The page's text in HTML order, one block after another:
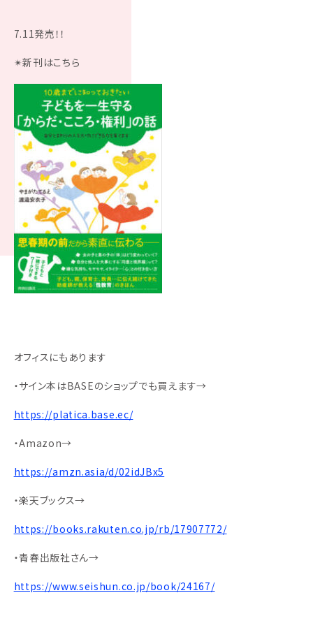
7.11発売！！
✴︎新刊はこちら
オフィスにもあります
・サイン本はBASEのショップでも買えます→
https://platica.base.ec/
・Amazon→
https://amzn.asia/d/02idJBx5
・楽天ブックス→
https://books.rakuten.co.jp/rb/17907772/
・青春出版社さん→
https://www.seishun.co.jp/book/24167/